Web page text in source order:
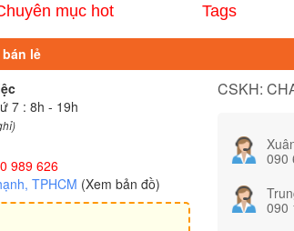
mục hot Tags
lẻ
7 : 8h - 19h
989 626
TPHCM (Xem bản đồ)
CSKH:
090
090